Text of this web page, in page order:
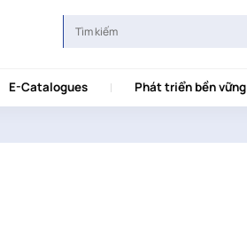
E-Catalogues Phát triển bền vững